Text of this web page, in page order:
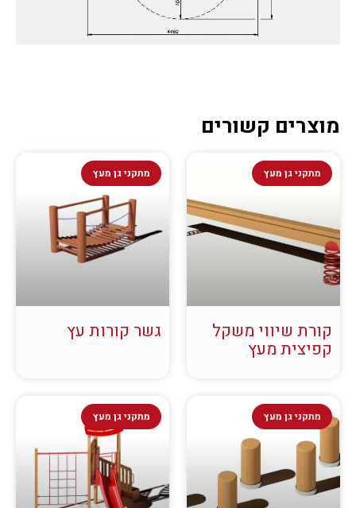
מוצרים קשורים
מתקני גן מעץ
קורת שיווי משקל
קפיצית מעץ
מתקני גן מעץ
גשר קורות עץ
מתקני גן מעץ מתקני גן מעץ